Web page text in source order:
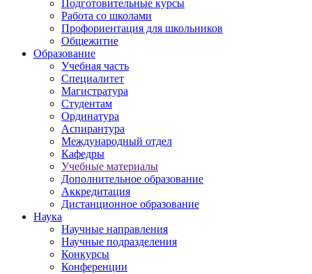
Подготовительные курсы
Работа со школами
Профориентация для школьников
Общежитие
Образование
Учебная часть
Специалитет
Магистратура
Студентам
Ординатура
Аспирантура
Международный отдел
Кафедры
Учебные материалы
Дополнительное образование
Аккредитация
Дистанционное образование
Наука
Научные направления
Научные подразделения
Конкурсы
Конференции